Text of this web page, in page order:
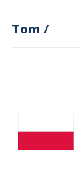
Tom /